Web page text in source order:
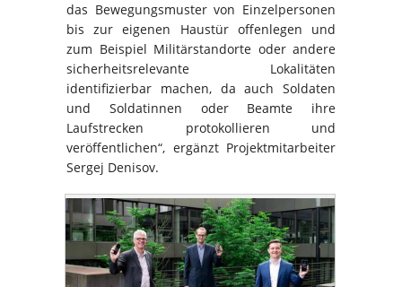
das Bewegungsmuster von Einzelpersonen
bis zur eigenen Haustür offenlegen und
zum Beispiel Militärstandorte oder andere
sicherheitsrelevante Lokalitäten
identifizierbar machen, da auch Soldaten
und Soldatinnen oder Beamte ihre
Laufstrecken protokollieren und
veröffentlichen“, ergänzt Projektmitarbeiter
Sergej Denisov.